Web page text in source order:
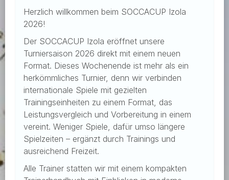
Herzlich willkommen beim SOCCACUP Izola
2026!
Der SOCCACUP Izola eröffnet unsere
Turniersaison 2026 direkt mit einem neuen
Format. Dieses Wochenende ist mehr als ein
herkömmliches Turnier, denn wir verbinden
internationale Spiele mit gezielten
Trainingseinheiten zu einem Format, das
Leistungsvergleich und Vorbereitung in einem
vereint. Weniger Spiele, dafür umso längere
Spielzeiten – ergänzt durch Trainings und
ausreichend Freizeit.
Alle Trainer statten wir mit einem kompakten